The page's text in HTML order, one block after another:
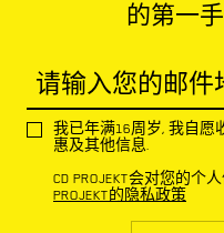
的第一
请输入您的邮件
我已年满16周岁, 我自愿
惠及其他信息.
CD PROJEKT会对您的个
PROJEKT的隐私政策